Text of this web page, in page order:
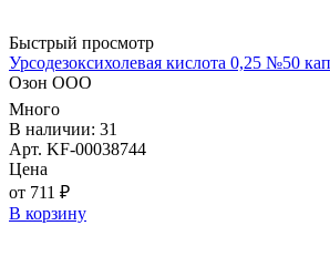
Быстрый просмотр
Урсодезоксихолевая кислота 0,25 №50
Озон ООО
Много
В наличии: 31
Арт. KF-00038744
Цена
от 711 ₽
В корзину